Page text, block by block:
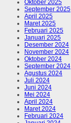
Oktober 2025
September 2025
April 2025
Maret 2025
Februari 2025
Januari 2025
Desember 2024
November 2024
Oktober 2024
September 2024
Agustus 2024
Juli 2024
Juni 2024
Mei 2024
April 2024
Maret 2024
Februari 2024